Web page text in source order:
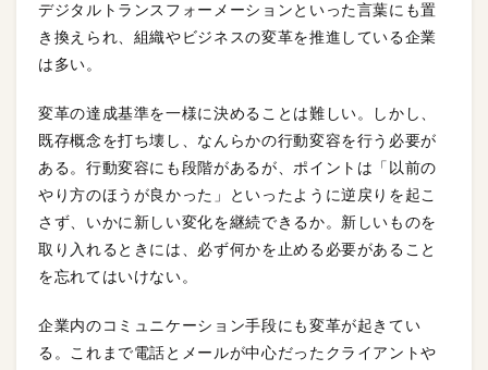
デジタルトランスフォーメーションといった言葉にも置
き換えられ、組織やビジネスの変革を推進している企業
は多い。
変革の達成基準を一様に決めることは難しい。しかし、
既存概念を打ち壊し、なんらかの行動変容を行う必要が
ある。行動変容にも段階があるが、ポイントは「以前の
やり方のほうが良かった」といったように逆戻りを起こ
さず、いかに新しい変化を継続できるか。新しいものを
取り入れるときには、必ず何かを止める必要があること
を忘れてはいけない。
企業内のコミュニケーション手段にも変革が起きてい
る。これまで電話とメールが中心だったクライアントや